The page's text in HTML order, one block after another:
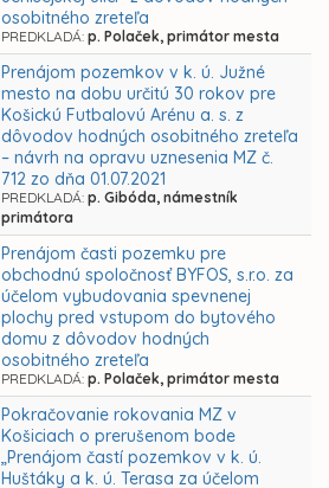
osobitného zreteľa
PREDKLADÁ: p. Polaček, primátor mesta
Prenájom pozemkov v k. ú. Južné
mesto na dobu určitú 30 rokov pre
Košickú Futbalovú Arénu a. s. z
dôvodov hodných osobitného zreteľa
– návrh na opravu uznesenia MZ č.
712 zo dňa 01.07.2021
PREDKLADÁ: p. Gibóda, námestník
primátora
Prenájom časti pozemku pre
obchodnú spoločnosť BYFOS, s.r.o. za
účelom vybudovania spevnenej
plochy pred vstupom do bytového
domu z dôvodov hodných
osobitného zreteľa
PREDKLADÁ: p. Polaček, primátor mesta
Pokračovanie rokovania MZ v
Košiciach o prerušenom bode
„Prenájom častí pozemkov v k. ú.
Huštáky a k. ú. Terasa za účelom